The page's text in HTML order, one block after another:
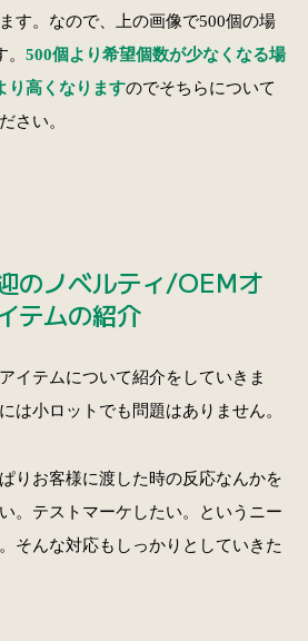
す。なので、上の画像で500個の場
500個より希望個数が少なくなる場
り高くなりますのでそちらについて
さい。
のノベルティ/OEMオ
テムの紹介
イテムについて紹介をしていきま
は小ロットでも問題はありません。
りお客様に渡した時の反応なんかを
。テストマーケしたい。というニー
そんな対応もしっかりとしていきた